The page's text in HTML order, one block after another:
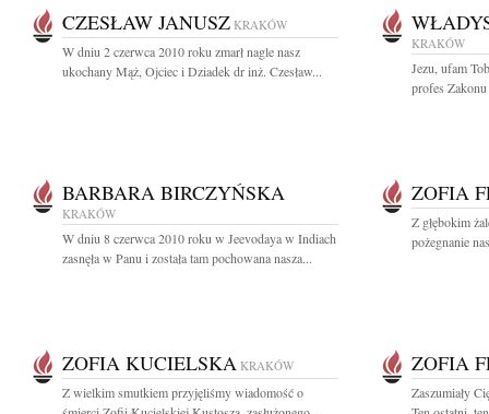
CZESŁAW JANUSZ KRAKÓW
W dniu 2 czerwca 2010 roku zmarł nagle nasz
ukochany Mąż, Ojciec i Dziadek dr inż. Czesław...
KRAKÓW
Jezu, ufam
profes
BARBARA BIRCZYŃSKA
KRAKÓW
W dniu 8 czerwca 2010 roku w Jeevodaya w Indiach
zasnęła w Panu i została tam pochowana nasza...
ZOFIA
Z głębokim
pożegnanie
ZOFIA KUCIELSKA KRAKÓW
Z wielkim smutkiem przyjęliśmy wiadomość o
ZOFIA
Zaszumiały